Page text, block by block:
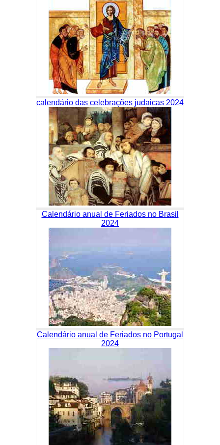
calendário das celebrações judaicas 2024
Calendário anual de Feriados no Brasil
2024
Calendário anual de Feriados no Portugal
2024